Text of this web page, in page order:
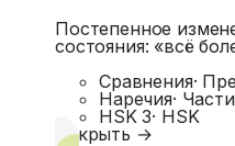
Постепенное
состояния: «всё
Сравнения·
Наречия·
HSK 3· HSK
Открыть →